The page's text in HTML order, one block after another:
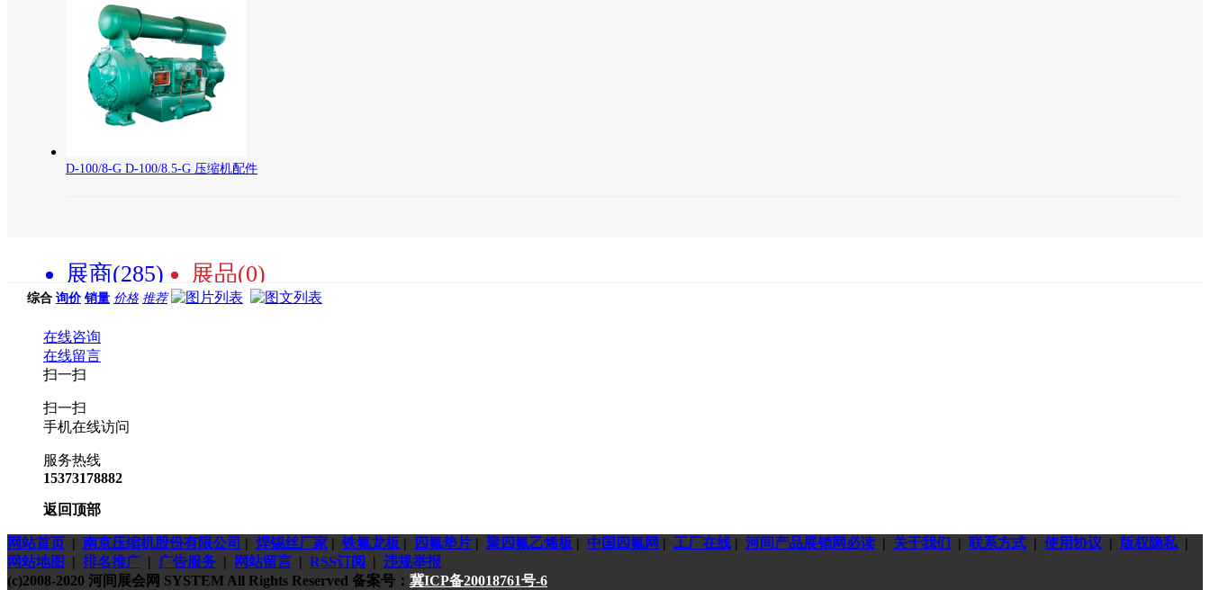
D-100/8-G D-100/8.5-G 压缩机配件
展商(285) 展品(0)
综合 询价 销量 价格 推荐
在线咨询
在线留言
扫一扫
扫一扫
手机在线访问
服务热线
15373178882
返回顶部
网站首页 | 南京压缩机股份有限公司 | 焊锡丝厂家 | 铁氟龙板 | 四氟垫片 | 聚四氟乙烯板 | 中国四氟网 | 工厂在线 | 河间产品展销网必读 | 关于我们 | 联系方式 | 使用协议 | 版权隐私 |
网站地图
| 排名推广 | 广告服务 | 网站留言 | RSS订阅 | 违规举报
(c)2008-2020 河间展会网 SYSTEM All Rights Reserved 备案号： 冀ICP备20018761号-6